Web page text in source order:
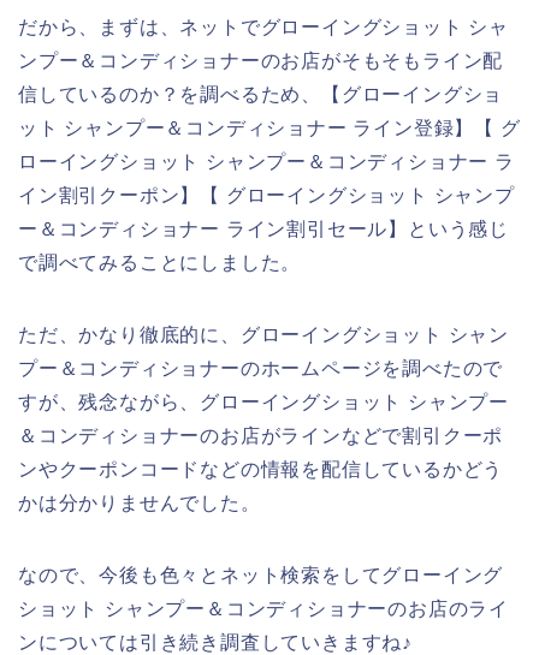
だから、まずは、ネットでグローイングショット シャ
ンプー＆コンディショナーのお店がそもそもライン配
信しているのか？を調べるため、【グローイングショ
ット シャンプー＆コンディショナー ライン登録】【 グ
ローイングショット シャンプー＆コンディショナー ラ
イン割引クーポン】【 グローイングショット シャンプ
ー＆コンディショナー ライン割引セール】という感じ
で調べてみることにしました。
ただ、かなり徹底的に、グローイングショット シャン
プー＆コンディショナーのホームページを調べたので
すが、残念ながら、グローイングショット シャンプー
＆コンディショナーのお店がラインなどで割引クーポ
ンやクーポンコードなどの情報を配信しているかどう
かは分かりませんでした。
なので、今後も色々とネット検索をしてグローイング
ショット シャンプー＆コンディショナーのお店のライ
ンについては引き続き調査していきますね♪